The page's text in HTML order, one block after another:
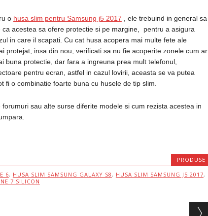
o husa slim pentru Samsung j5 2017 , ele trebuind in general sa
acestea sa ofere protectie si pe margine, pentru a asigura
in care il scapati. Cu cat husa acopera mai multe fete ale
protejat, insa din nou, verificati sa nu fie acoperite zonele cum ar
buna protectie, dar fara a ingreuna prea mult telefonul,
pentru ecran, astfel in cazul lovirii, aceasta se va putea
fi o combinatie foarte buna cu husele de tip slim.
sau alte surse diferite modele si cum rezista acestea in
PRODUSE
6, HUSA SLIM SAMSUNG GALAXY S8 , HUSA SLIM SAMSUNG J5 2017,
7 SILICON